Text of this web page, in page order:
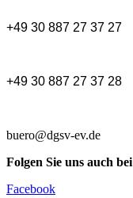
+49 30 887 27 37 27
+49 30 887 27 37 28
buero@dgsv-ev.de
Folgen Sie uns auch bei
Facebook